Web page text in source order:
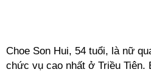
Choe Son Hui, 54 tuổi, là nữ
chức vụ cao nhất ở Triều Tiên.